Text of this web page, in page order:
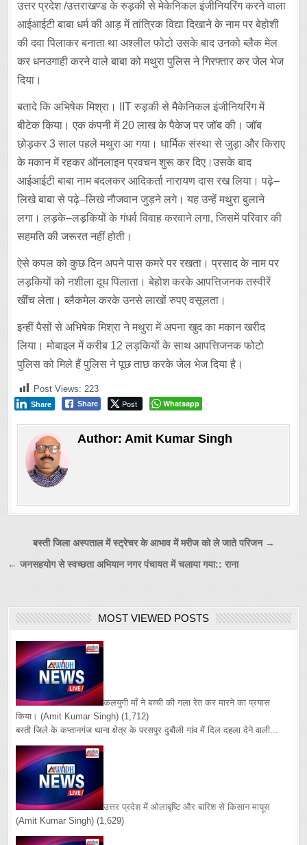
उत्तर प्रदेश /उत्तराखण्ड के रुड़की से मेकेनिकल इंजीनियरिंग करने वाला
आईआईटी बाबा धर्म की आड़ में तांत्रिक विद्या दिखाने के नाम पर बेहोशी
की दवा पिलाकर बनाता था अश्लील फोटो उसके बाद उनको ब्लैक मेल
कर धनउगाही करने वाले बाबा को मथुरा पुलिस ने गिरफ्तार कर जेल भेज
दिया।
बतादे कि अभिषेक मिश्रा। IIT रुड़की से मैकेनिकल इंजीनियरिंग में
बीटेक किया। एक कंपनी में 20 लाख के पैकेज पर जॉब की। जॉब
छोड़कर 3 साल पहले मथुरा आ गया। धार्मिक संस्था से जुड़ा और किराए
के मकान में रहकर ऑनलाइन प्रवचन शुरू कर दिए।उसके बाद
आईआईटी बाबा नाम बदलकर आदिकर्ता नारायण दास रख लिया। पढ़े–
लिखे बाबा से पढ़े–लिखे नौजवान जुड़ने लगे। यह उन्हें मथुरा बुलाने
लगा। लड़के–लड़कियों के गंधर्व विवाह करवाने लगा, जिसमें परिवार की
सहमति की जरूरत नहीं होती।
ऐसे कपल को कुछ दिन अपने पास कमरे पर रखता। प्रसाद के नाम पर
लड़कियों को नशीला दूध पिलाता। बेहोश करके आपत्तिजनक तस्वीरें
खींच लेता। ब्लैकमेल करके उनसे लाखों रुपए वसूलता।
इन्हीं पैसों से अभिषेक मिश्रा ने मथुरा में अपना खुद का मकान खरीद
लिया। मोबाइल में करीब 12 लड़कियों के साथ आपत्तिजनक फोटो
पुलिस को मिले हैं पुलिस ने पूछ ताछ करके जेल भेज दिया है।
Post Views: 223
Share Post
Share Whatsapp
Author: Amit Kumar Singh
Post
navigation
बस्ती जिला अस्पताल में स्ट्रेचर के आभाव में मरीज को ले जाते परिजन →
← जनसहयोग से स्वच्छता अभियान नगर पंचायत में चलाया गया:: राना
MOST VIEWED POSTS
कलयुगी माँ ने बच्ची की गला रेत कर मारने का प्रयास
किया। (Amit Kumar Singh) (1,712)
बस्ती जिले के कप्तानगंज थाना क्षेत्र के परसपुर दुबौली गांव में दिल दहला देने वाली...
उत्तर प्रदेश में ओलाबृष्टि और बारिश से किसान मायूस
(Amit Kumar Singh) (1,629)